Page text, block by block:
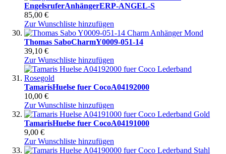
EngelsruferAnhängerERP-ANGEL-S
85,00 €
Zur Wunschliste hinzufügen
Thomas SaboCharmY0009-051-14
39,10 €
Zur Wunschliste hinzufügen
TamarisHuelse fuer CocoA04192000
10,00 €
Zur Wunschliste hinzufügen
TamarisHuelse fuer CocoA04191000
9,00 €
Zur Wunschliste hinzufügen